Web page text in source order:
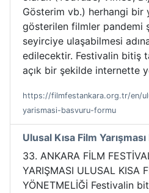
Gösterim vb.) herhangi bir
gösterilen filmler pandemi
seyirciye ulaşabilmesi
edilecektir. Festivalin bitiş
açık bir şekilde internette
https://filmfestankara.org.tr/en/
yarismasi-basvuru-formu
Ulusal Kısa Film
33. ANKARA FİLM
YARIŞMASI ULUSAL KISA
YÖNETMELİĞİ Festivalin